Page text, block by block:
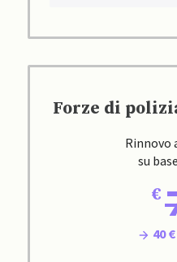
Forze di
Rinnovo
su
40 €